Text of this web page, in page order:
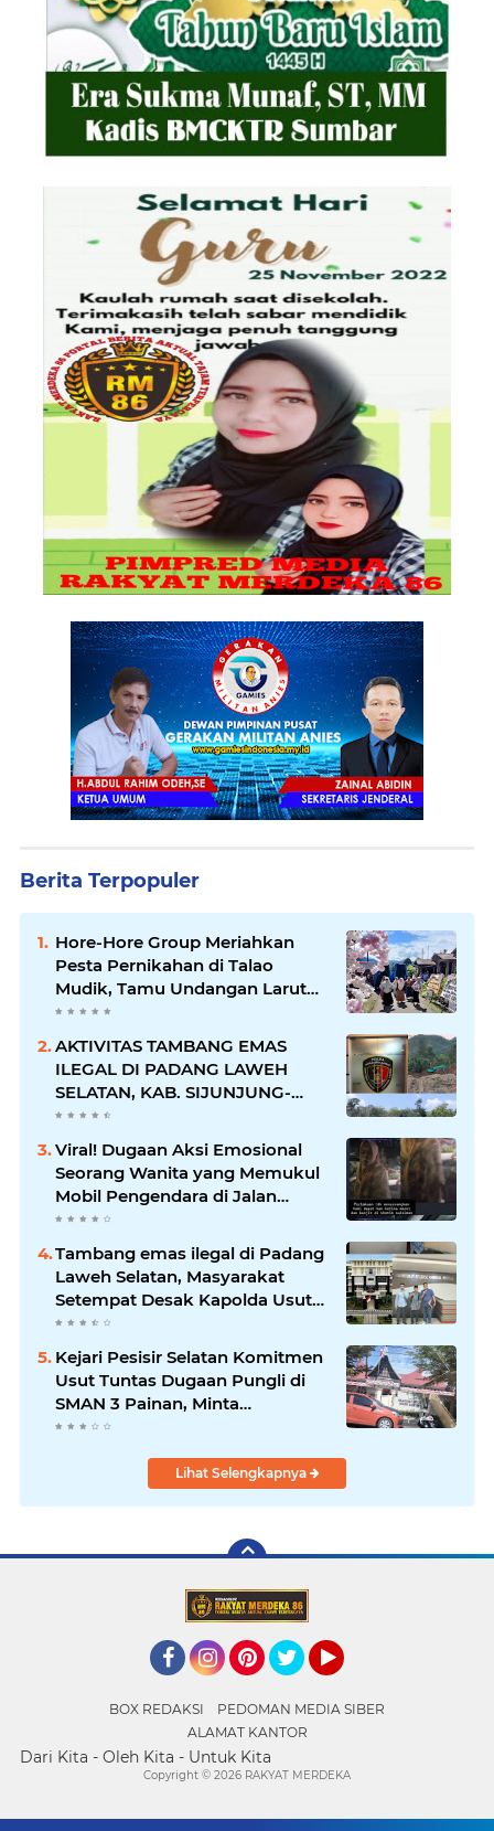
Berita Terpopuler
Hore-Hore Group Meriahkan
Pesta Pernikahan di Talao
Mudik, Tamu Undangan Larut
dalam Suasana Penuh
AKTIVITAS TAMBANG EMAS
ILEGAL DI PADANG LAWEH
SELATAN, KAB. SIJUNJUNG-
SUMBAR SEMAKIN
MERAJALELA
Viral! Dugaan Aksi Emosional
Seorang Wanita yang Memukul
Mobil Pengendara di Jalan
Khatib Sulaiman
Tambang emas ilegal di Padang
Laweh Selatan, Masyarakat
Setempat Desak Kapolda Usut
Tuntas
Kejari Pesisir Selatan Komitmen
Usut Tuntas Dugaan Pungli di
SMAN 3 Painan, Minta
Inspektorat Sumbar Lakukan
Lihat Selengkapnya
BOX REDAKSI
PEDOMAN MEDIA SIBER
ALAMAT KANTOR
Dari Kita - Oleh Kita - Untuk Kita
Copyright © 2026 RAKYAT MERDEKA